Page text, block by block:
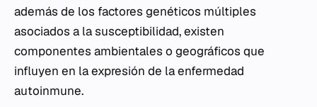
además de los factores genéticos múltiples
asociados a la susceptibilidad, existen
componentes ambientales o geográficos que
influyen en la expresión de la enfermedad
autoinmune.